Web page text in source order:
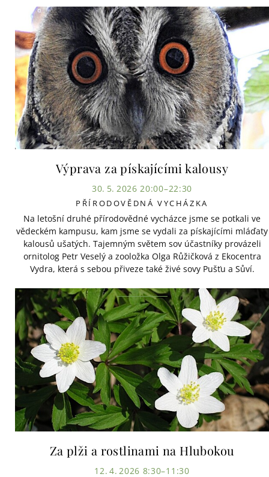
Výprava za pískajícími kalousy
30. 5. 2026 20:00–22:30
PŘÍRODOVĚDNÁ VYCHÁZKA
Na letošní druhé přírodovědné vycházce jsme se potkali ve
vědeckém kampusu, kam jsme se vydali za pískajícími mláďaty
kalousů ušatých. Tajemným světem sov účastníky provázeli
ornitolog Petr Veselý a zooložka Olga Růžičková z Ekocentra
Vydra, která s sebou přiveze také živé sovy Pušťu a Sůví.
Za plži a rostlinami na Hlubokou
12. 4. 2026 8:30–11:30